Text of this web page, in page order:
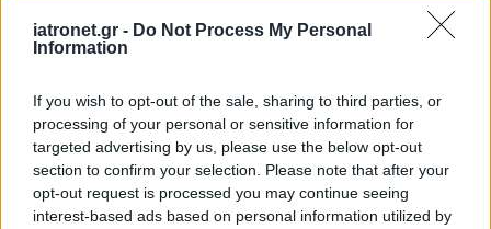
iatronet.gr - Do Not Process My Personal
Information
If you wish to opt-out of the sale, sharing to third parties, or
processing of your personal or sensitive information for
targeted advertising by us, please use the below opt-out
section to confirm your selection. Please note that after your
opt-out request is processed you may continue seeing
interest-based ads based on personal information utilized by